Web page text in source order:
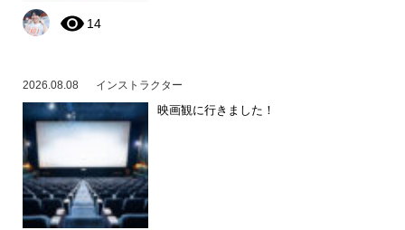
14
2026.08.08 インストラクター
映画観に行きました！